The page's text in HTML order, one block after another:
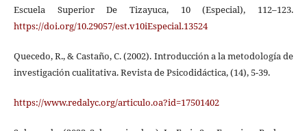
Escuela Superior De Tizayuca, 10 (Especial), 112–123.
https://doi.org/10.29057/est.v10iEspecial.13524
Quecedo, R., & Castaño, C. (2002). Introducción a la metodología de
investigación cualitativa. Revista de Psicodidáctica, (14), 5-39.
https://www.redalyc.org/articulo.oa?id=17501402